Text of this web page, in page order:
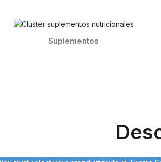
Suplementos